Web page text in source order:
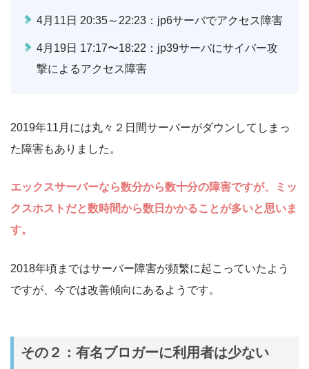
4月11日 20:35～22:23：jp6サーバでアクセス障害
4月19日 17:17〜18:22：jp39サーバにサイバー攻
撃によるアクセス障害
2019年11月には丸々２日間サーバーがダウンしてしまっ
た障害もありました。
エックスサーバーなら数分から数十分の障害ですが、ミッ
クスホストだと数時間から数日かかることが多いと思いま
す。
2018年頃まではサーバー障害が頻繁に起こっていたよう
ですが、今では改善傾向にあるようです。
その２：有名ブロガーに利用者は少ない